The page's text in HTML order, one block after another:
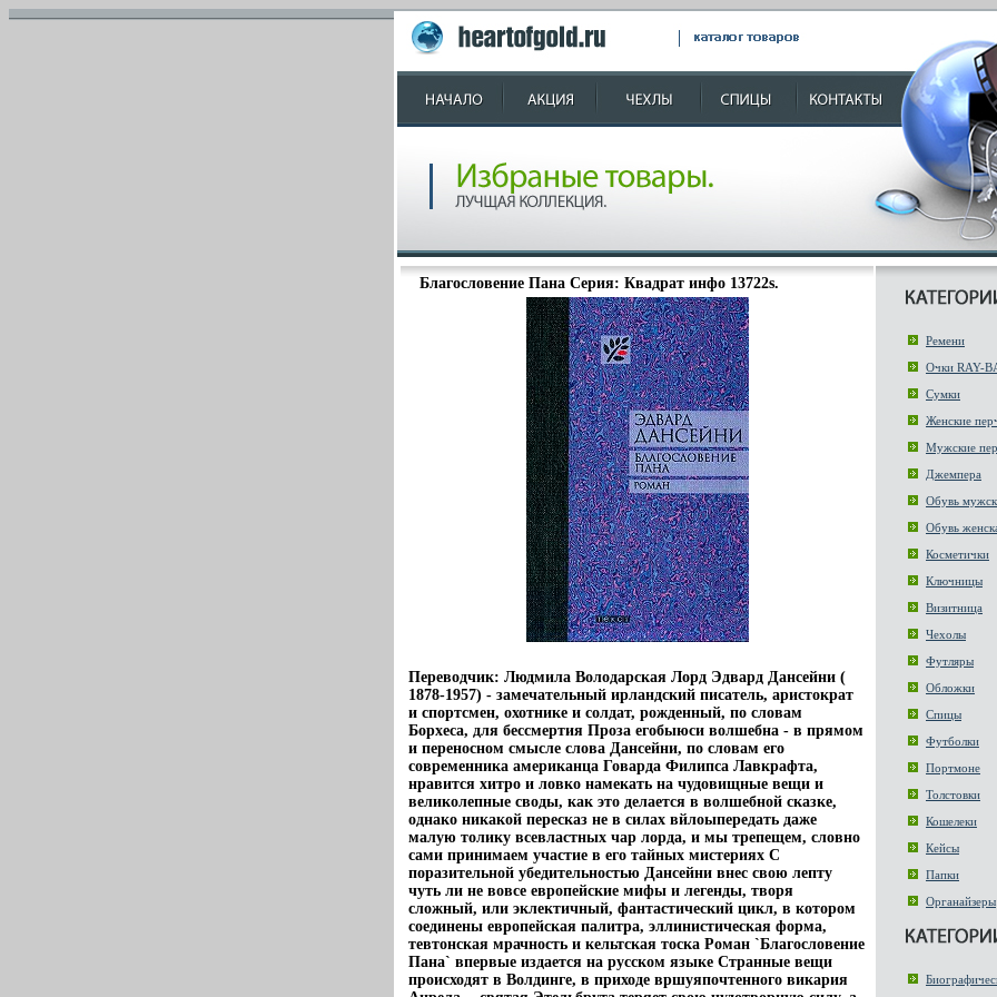
Благословение Пана Серия: Квадрат инфо 13722s.
Переводчик: Людмила Володарская Лорд Эдвард Дансейни (
1878-1957) - замечательный ирландский писатель, аристократ
и спортсмен, охотнике и солдат, рожденный, по словам
Борхеса, для бессмертия Проза егобыюси волшебна - в прямом
и переносном смысле слова Дансейни, по словам его
современника американца Говарда Филипса Лавкрафта,
нравится хитро и ловко намекать на чудовищные вещи и
великолепные своды, как это делается в волшебной сказке,
однако никакой пересказ не в силах вйлоыпередать даже
малую толику всевластных чар лорда, и мы трепещем, словно
сами принимаем участие в его тайных мистериях С
поразительной убедительностью Дансейни внес свою лепту
чуть ли не вовсе европейские мифы и легенды, творя
сложный, или эклектичный, фантастический цикл, в котором
соединены европейская палитра, эллинистическая форма,
тевтонская мрачность и кельтская тоска Роман `Благословение
Пана` впервые издается на русском языке Странные вещи
происходят в Волдинге, в приходе вршуяпочтенного викария
Ремени
Очки RAY-
Сумки
Женские
Мужские
Джемпера
Обувь
Обувь
Косметички
Ключницы
Визитница
Чехолы
Футляры
Обложки
Спицы
Футболки
Портмоне
Толстовки
Кошелеки
Кейсы
Папки
Органайзеры